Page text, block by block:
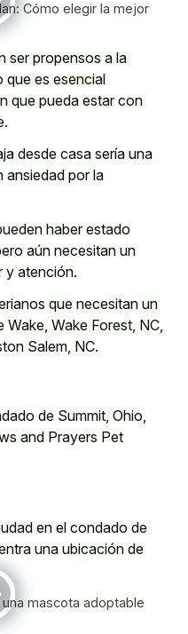
Cómo elegir la mejor
ser propensos a la
que es esencial
que pueda estar con
desde casa sería una
ansiedad por la
haber estado
aún necesitan un
y atención.
que necesitan un
Wake Forest, NC,
Salem, NC.
de Summit, Ohio,
and Prayers Pet
en el condado de
una ubicación de
mascota adoptable